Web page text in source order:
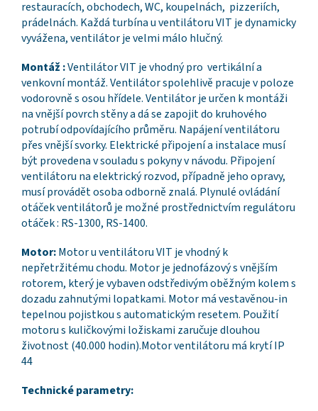
restauracích, obchodech, WC, koupelnách, pizzeriích,
prádelnách. Každá turbína u ventilátoru VIT je dynamicky
vyvážena, ventilátor je velmi málo hlučný.
Montáž :Ventilátor VIT je vhodný pro vertikální a
venkovní montáž. Ventilátor spolehlivě pracuje v poloze
vodorovně s osou hřídele. Ventilátor je určen k montáži
na vnější povrch stěny a dá se zapojit do kruhového
potrubí odpovídajícího průměru. Napájení ventilátoru
přes vnější svorky. Elektrické připojení a instalace musí
být provedena v souladu s pokyny v návodu. Připojení
ventilátoru na elektrický rozvod, případně jeho opravy,
musí provádět osoba odborně znalá. Plynulé ovládání
otáček ventilátorů je možné prostřednictvím regulátoru
otáček : RS-1300, RS-1400.
Motor:Motor u ventilátoru VIT je vhodný k
nepřetržitému chodu. Motor je jednofázový s vnějším
rotorem, který je vybaven odstředivým oběžným kolem s
dozadu zahnutými lopatkami. Motor má vestavěnou-in
tepelnou pojistkou s automatickým resetem. Použití
motoru s kuličkovými ložiskami zaručuje dlouhou
životnost (40.000 hodin).Motor ventilátoru má krytí IP
44
Technické parametry: